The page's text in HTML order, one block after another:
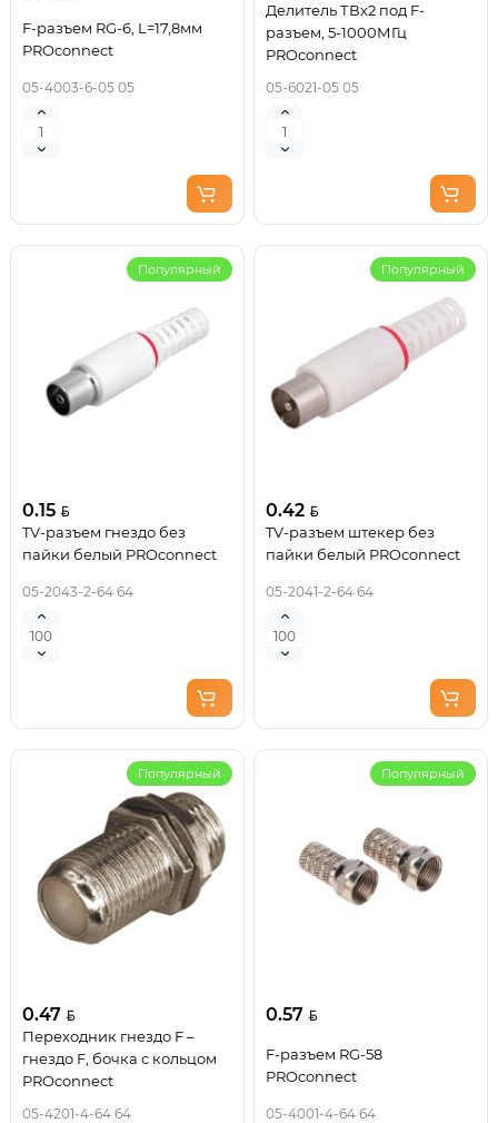
F-разъем RG-6, L=17,8мм
PROconnect
05-4003-6-05 05
Делитель ТВх2 под F-
разъем, 5-1000МГц
PROconnect
05-6021-05 05
Популярный
0.15
TV-разъем гнездо без
пайки белый PROconnect
05-2043-2-64 64
Популярный
0.42
TV-разъем штекер без
пайки белый PROconnect
05-2041-2-64 64
Популярный
0.47
Переходник гнездо F –
гнездо F, бочка с кольцом
PROconnect
05-4201-4-64 64
Популярный
0.57
F-разъем RG-58
PROconnect
05-4001-4-64 64